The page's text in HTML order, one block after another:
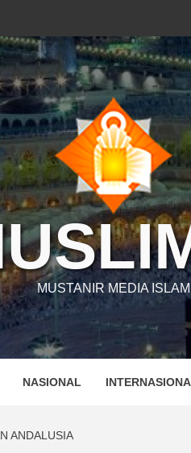
MUSTANIR MEDIA ISLAM
NASIONAL
ANDALUSIA